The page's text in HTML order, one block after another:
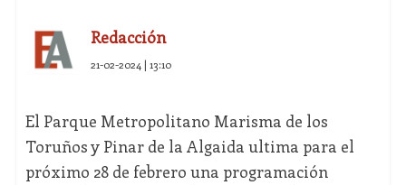
Redacción
21-02-2024 | 13:10
El Parque Metropolitano Marisma de los
Toruños y Pinar de la Algaida ultima para el
próximo 28 de febrero una programación